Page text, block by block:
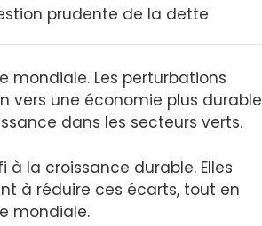
prudente de la dette
mondiale. Les perturbations
vers une économie plus durable
dans les secteurs verts.
la croissance durable. Elles
à réduire ces écarts, tout en
mondiale.